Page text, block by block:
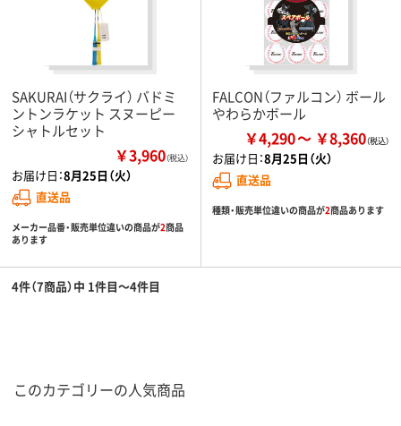
SAKURAI（サクライ） バドミ
ントンラケット スヌーピー
シャトルセット
￥3,960（税込）
お届け日：8月25日（火）
直送品
メーカー品番・販売単位違いの商品が2商品
あります
FALCON（ファルコン） ボール
やわらかボール
￥4,290 ￥8,360
お届け日：8月25日（火）
直送品
種類・販売単位違いの商品が2商品あります
4件（7商品）中 1件目～4件目
このカテゴリーの人気商品